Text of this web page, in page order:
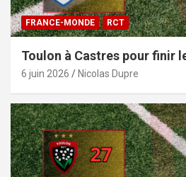
FRANCE-MONDE RCT
Toulon à Castres pour finir
6 juin 2026 Nicolas Dupre